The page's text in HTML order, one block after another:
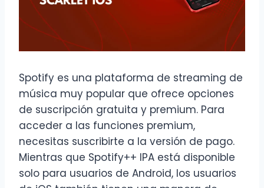
Spotify es una plataforma de streaming de
música muy popular que ofrece opciones
de suscripción gratuita y premium. Para
acceder a las funciones premium,
necesitas suscribirte a la versión de pago.
Mientras que Spotify++ IPA está disponible
solo para usuarios de Android, los usuarios